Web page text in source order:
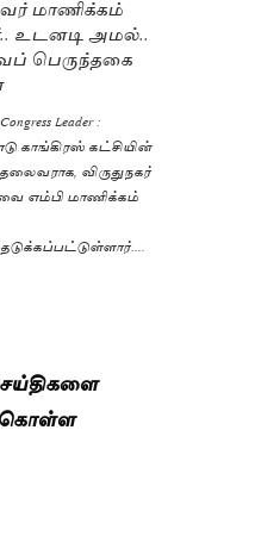
மாணிக்கம்
உடனடி அமல்..
பெருந்தகை
Leader :
காங்கிரஸ் கட்சியின்
விருதுநகர்
எம்பி மாணிக்கம்